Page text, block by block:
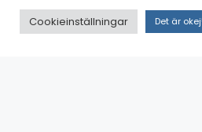
Cookieinställningar Det är